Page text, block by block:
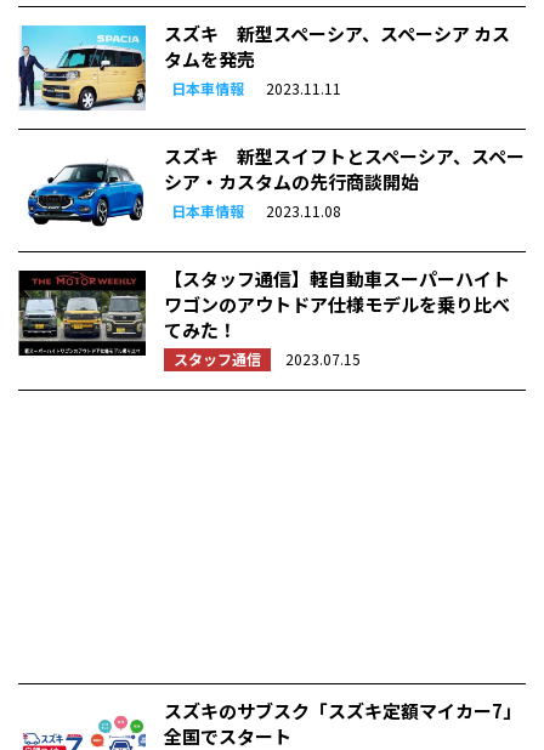
スズキ 新型スペーシア、スペーシア カス
タムを発売
日本車情報 2023.11.11
スズキ 新型スイフトとスペーシア、スペー
シア・カスタムの先行商談開始
日本車情報 2023.11.08
【スタッフ通信】軽自動車スーパーハイト
ワゴンのアウトドア仕様モデルを乗り比べ
てみた！
スタッフ通信 2023.07.15
スズキのサブスク「スズキ定額マイカー7」
全国でスタート